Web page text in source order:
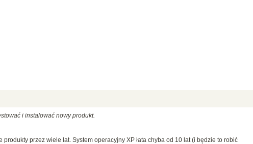
i instalować nowy produkt.
produkty przez wiele lat. System operacyjny XP łata chyba od 10 lat (i będzie to robić